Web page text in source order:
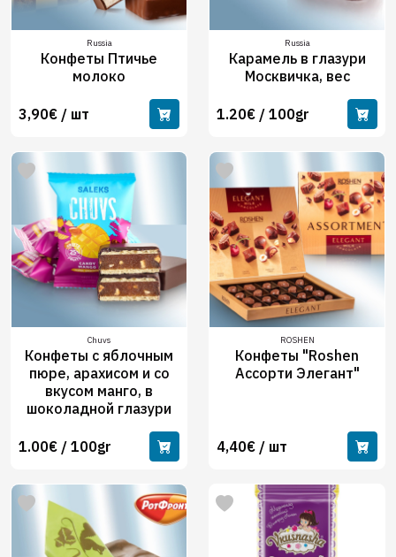
Russia
Конфеты Птичье
молоко
3,90€ / шт
Russia
Карамель в глазури
Москвичка, вес
1.20€ / 100gr
Chuvs
Конфеты с яблочным
пюре, арахисом и со
вкусом манго, в
шоколадной глазури
1.00€ / 100gr
ROSHEN
Конфеты "Roshen
Ассорти Элегант"
4,40€ / шт